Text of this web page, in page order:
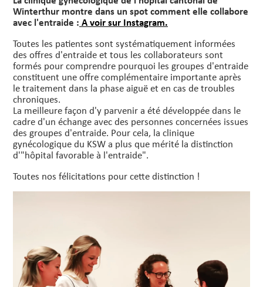
Winterthur montre dans un spot comment elle collabore
avec l'entraide : A voir sur Instagram.
Toutes les patientes sont systématiquement informées
des offres d'entraide et tous les collaborateurs sont
formés pour comprendre pourquoi les groupes d'entraide
constituent une offre complémentaire importante après
le traitement dans la phase aiguë et en cas de troubles
chroniques.
La meilleure façon d'y parvenir a été développée dans le
cadre d'un échange avec des personnes concernées issues
des groupes d'entraide. Pour cela, la clinique
gynécologique du KSW a plus que mérité la distinction
d'"hôpital favorable à l'entraide".
Toutes nos félicitations pour cette distinction !